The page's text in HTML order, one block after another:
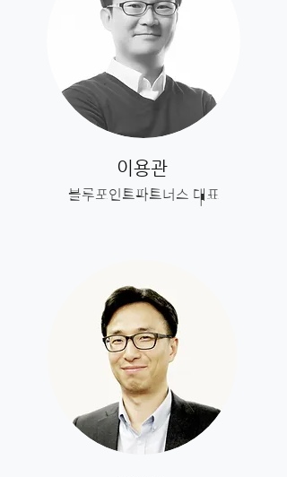
이용관
블루포인트파트너스 대표